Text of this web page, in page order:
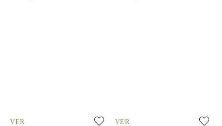
VER VER